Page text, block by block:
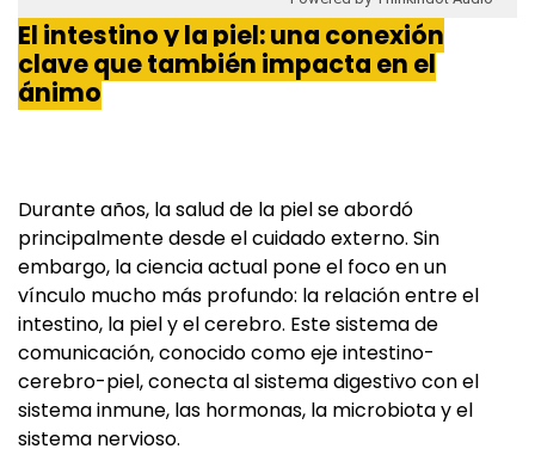
El intestino y la piel: una conexión
clave que también impacta en el
ánimo
Durante años, la salud de la piel se abordó
principalmente desde el cuidado externo. Sin
embargo, la ciencia actual pone el foco en un
vínculo mucho más profundo: la relación entre el
intestino, la piel y el cerebro. Este sistema de
comunicación, conocido como eje intestino-
cerebro-piel, conecta al sistema digestivo con el
sistema inmune, las hormonas, la microbiota y el
sistema nervioso.